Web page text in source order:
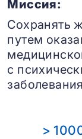
Миссия:
Сохранять
путем
с
>